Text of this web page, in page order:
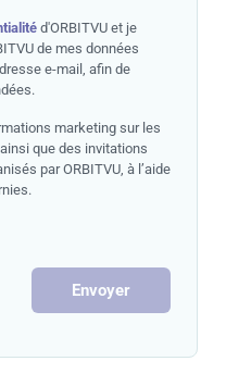
d'ORBITVU et je
de mes données
e-mail, afin de
marketing sur les
que des invitations
par ORBITVU, à l’aide
Envoyer